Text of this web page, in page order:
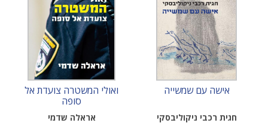
אישה עם שמשייה
חגית רכבי ניקוליבסקי
ואולי המשטרה צועדת אל
סופה
אראלה שדמי